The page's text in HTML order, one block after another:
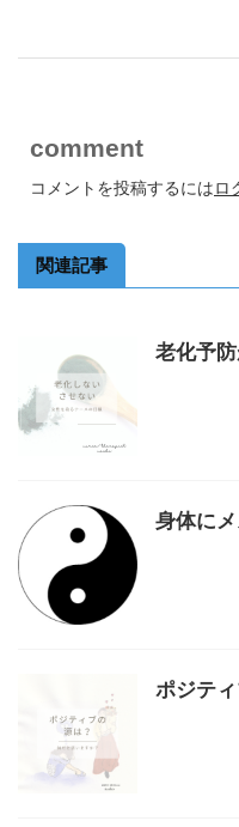
comment
コメントを投稿するにはロ
関連記事
老化予
身体に
ポジテ